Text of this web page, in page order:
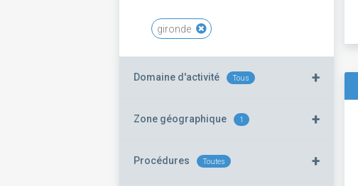
gironde
Domaine d'activité Tous +
Zone géographique 1 +
Procédures Toutes +